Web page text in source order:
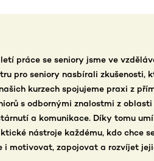
práce se seniory jsme ve
pro seniory nasbírali zkušenosti,
kurzech spojujeme praxi z
s odbornými znalostmi z
a komunikace. Díky tomu
nástroje každému, kdo chce
i motivovat, zapojovat a rozvíjet